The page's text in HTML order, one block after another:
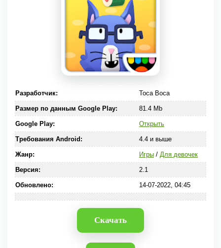
Разработчик: Toca Boca
Размер по данным Google Play: 81.4 Mb
Google Play: Открыть
Требования Android: 4.4 и выше
Жанр: Игры/ Для девочек
Версия: 2.1
Обновлено: 14-07-2022, 04:45
Скачать